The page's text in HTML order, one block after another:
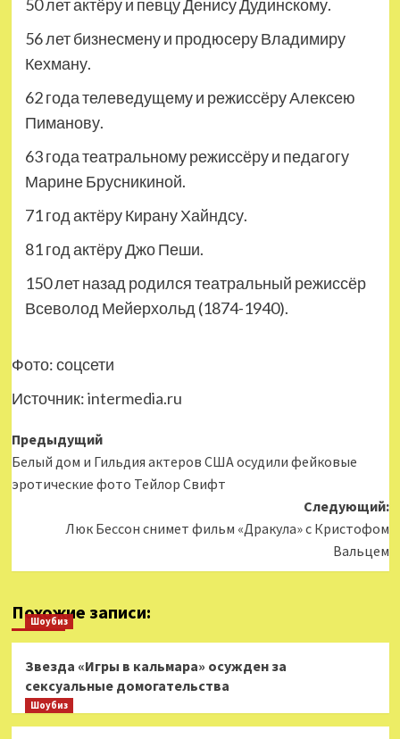
50 лет актёру и певцу Денису Дудинскому.
56 лет бизнесмену и продюсеру Владимиру
Кехману.
62 года телеведущему и режиссёру Алексею
Пиманову.
63 года театральному режиссёру и педагогу
Марине Брусникиной.
71 год актёру Кирану Хайндсу.
81 год актёру Джо Пеши.
150 лет назад родился театральный режиссёр
Всеволод Мейерхольд (1874-1940).
Фото: соцсети
Источник:intermedia.ru
Навигация
записи
Предыдущий
Белый дом и Гильдия актеров США осудили фейковые
эротические фото Тейлор Свифт
Следующий:
Люк Бессон снимет фильм «Дракула» с Кристофом
Вальцем
Похожие записи:
Шоубиз
Звезда «Игры в кальмара» осужден за
сексуальные домогательства
Шоубиз